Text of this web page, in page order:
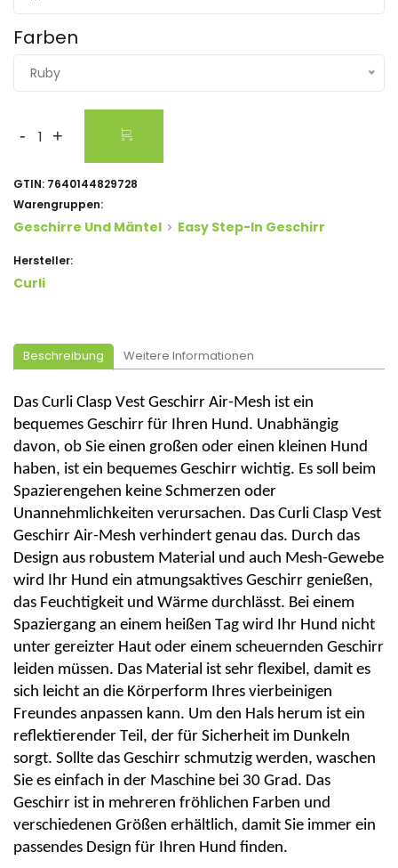
Farben
Ruby
- +
GTIN: 7640144829728
Warengruppen:
Geschirre Und Mäntel Easy Step-In Geschirr
Hersteller:
Curli
Beschreibung Weitere Informationen
Das Curli Clasp Vest Geschirr Air-Mesh ist ein
bequemes Geschirr für Ihren Hund. Unabhängig
davon, ob Sie einen großen oder einen kleinen Hund
haben, ist ein bequemes Geschirr wichtig. Es soll beim
Spazierengehen keine Schmerzen oder
Unannehmlichkeiten verursachen. Das Curli Clasp Vest
Geschirr Air-Mesh verhindert genau das. Durch das
Design aus robustem Material und auch Mesh-Gewebe
wird Ihr Hund ein atmungsaktives Geschirr genießen,
das Feuchtigkeit und Wärme durchlässt. Bei einem
Spaziergang an einem heißen Tag wird Ihr Hund nicht
unter gereizter Haut oder einem scheuernden Geschirr
leiden müssen. Das Material ist sehr flexibel, damit es
sich leicht an die Körperform Ihres vierbeinigen
Freundes anpassen kann. Um den Hals herum ist ein
reflektierender Teil, der für Sicherheit im Dunkeln
sorgt. Sollte das Geschirr schmutzig werden, waschen
Sie es einfach in der Maschine bei 30 Grad. Das
Geschirr ist in mehreren fröhlichen Farben und
verschiedenen Größen erhältlich, damit Sie immer ein
passendes Design für Ihren Hund finden.